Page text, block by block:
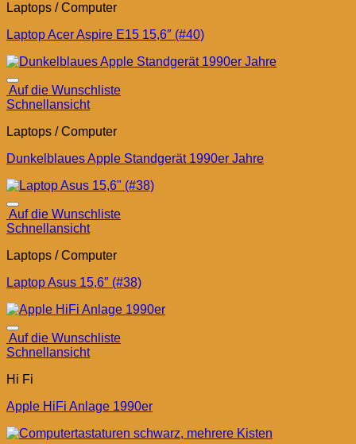
Laptops / Computer
Laptop Acer Aspire E15 15,6″ (#40)
Auf die Wunschliste
Schnellansicht
Laptops / Computer
Dunkelblaues Apple Standgerät 1990er Jahre
Auf die Wunschliste
Schnellansicht
Laptops / Computer
Laptop Asus 15,6″ (#38)
Auf die Wunschliste
Schnellansicht
Hi Fi
Apple HiFi Anlage 1990er